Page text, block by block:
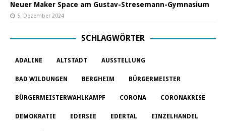
Neuer Maker Space am Gustav-Stresemann-Gymnasium
5. Dezember 2024
SCHLAGWÖRTER
ADALINE ALTSTADT AUSSTELLUNG
BAD WILDUNGEN BERGHEIM BÜRGERMEISTER
BÜRGERMEISTERWAHLKAMPF CORONA CORONAKRISE
DEMOKRATIE EDERSEE EDERTAL EINZELHANDEL